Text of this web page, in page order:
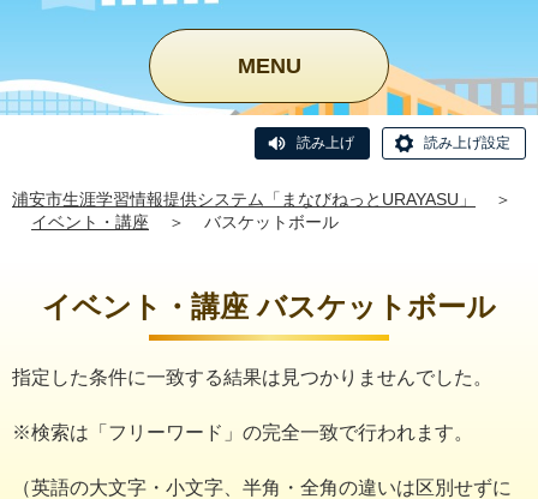
MENU
読み上げ 読み上げ設定
浦安市生涯学習情報提供システム「まなびねっとURAYASU」
＞
イベント・講座
＞ バスケットボール
イベント・講座 バスケットボール
指定した条件に一致する結果は見つかりませんでした。
※検索は「フリーワード」の完全一致で行われます。
（英語の大文字・小文字、半角・全角の違いは区別せずに